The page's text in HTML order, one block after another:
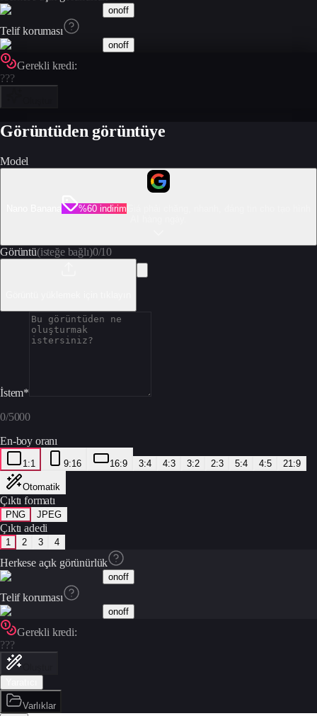
onoff
Telif koruması
onoff
Gerekli kredi:
???
Görüntüden görüntüye
Model
%60 indirim
Görüntü(isteğe bağlı)0/10
İstem*
0/5000
En-boy oranı
1:1 9:16 16:9 3:4 4:3 3:2 2:3 5:4 4:5 21:9
Otomatik
Çıktı formatı
PNG JPEG
Çıktı adedi
1 2 3 4
Herkese açık görünürlük
onoff
Telif koruması
onoff
Gerekli kredi:
???
Varlıklar